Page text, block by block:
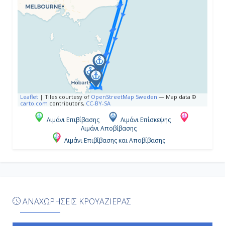
Πόρτ Άρθουρ, Τασμανία, Αυστραλία
07:00
16:00
Leaflet | Tiles courtesy of OpenStreetMap Sweden — Map data ©
carto.com contributors, CC-BY-SA
Λιμάνι Επιβίβασης
Λιμάνι Επίσκεψης
Λιμάνι Αποβίβασης
Λιμάνι Επιβίβασης και Αποβίβασης
ΑΝΑΧΩΡΗΣΕΙΣ ΚΡΟΥΑΖΙΕΡΑΣ